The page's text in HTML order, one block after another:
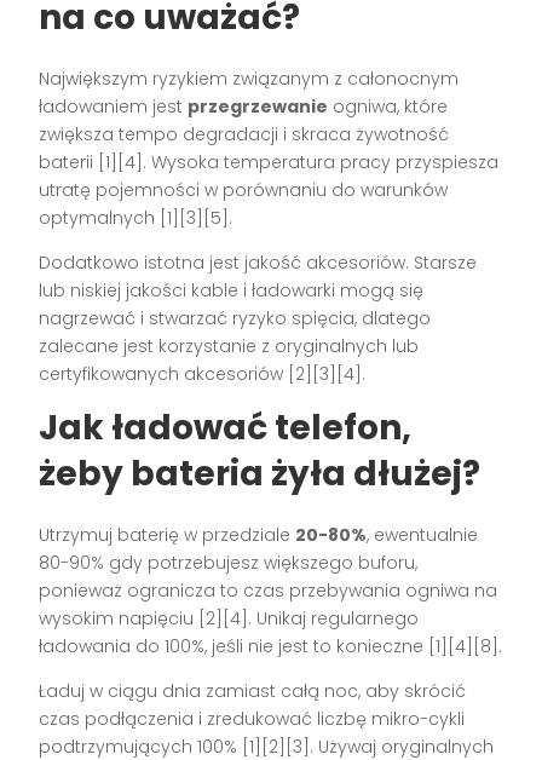
na co uważać?
Największym ryzykiem związanym z całonocnym
ładowaniem jest przegrzewanie ogniwa, które
zwiększa tempo degradacji i skraca żywotność
baterii [1][4]. Wysoka temperatura pracy przyspiesza
utratę pojemności w porównaniu do warunków
optymalnych [1][3][5].
Dodatkowo istotna jest jakość akcesoriów. Starsze
lub niskiej jakości kable i ładowarki mogą się
nagrzewać i stwarzać ryzyko spięcia, dlatego
zalecane jest korzystanie z oryginalnych lub
certyfikowanych akcesoriów [2][3][4].
Jak ładować telefon,
żeby bateria żyła dłużej?
Utrzymuj baterię w przedziale 20-80%, ewentualnie
80-90% gdy potrzebujesz większego buforu,
ponieważ ogranicza to czas przebywania ogniwa na
wysokim napięciu [2][4]. Unikaj regularnego
ładowania do 100%, jeśli nie jest to konieczne [1][4][8].
Ładuj w ciągu dnia zamiast całą noc, aby skrócić
czas podłączenia i zredukować liczbę mikro-cykli
podtrzymujących 100% [1][2][3]. Używaj oryginalnych